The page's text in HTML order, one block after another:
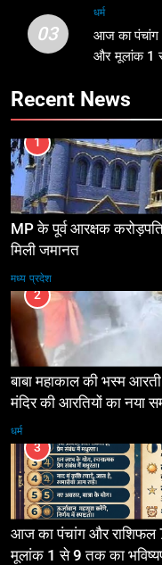
03
धर्म
आज का पंचांग
और मूलांक 1
Recent News
1
MP के पूर्व आरक्षक
मिली जमानत
मध्य प्रदेश
2
बाबा महाकाल की भस्म
मंदिर की आरतियों का नया
धर्म
3
आज का पंचांग और राशिफल
मूलांक 1 से 9 तक का